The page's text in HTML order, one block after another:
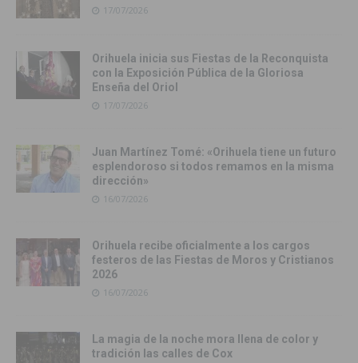
17/07/2026
Orihuela inicia sus Fiestas de la Reconquista
con la Exposición Pública de la Gloriosa
Enseña del Oriol
17/07/2026
Juan Martínez Tomé: «Orihuela tiene un futuro
esplendoroso si todos remamos en la misma
dirección»
16/07/2026
Orihuela recibe oficialmente a los cargos
festeros de las Fiestas de Moros y Cristianos
2026
16/07/2026
La magia de la noche mora llena de color y
tradición las calles de Cox